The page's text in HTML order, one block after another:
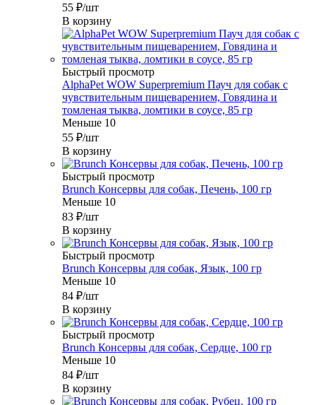
55 ₽/шт
В корзину
Быстрый просмотр
AlphaPet WOW Superpremium Пауч для собак с
чувствительным пищеварением, Говядина и
томленая тыква, ломтики в соусе, 85 гр
Меньше 10
55 ₽/шт
В корзину
Быстрый просмотр
Brunch Консервы для собак, Печень, 100 гр
Меньше 10
83 ₽/шт
В корзину
Быстрый просмотр
Brunch Консервы для собак, Язык, 100 гр
Меньше 10
84 ₽/шт
В корзину
Быстрый просмотр
Brunch Консервы для собак, Сердце, 100 гр
Меньше 10
84 ₽/шт
В корзину